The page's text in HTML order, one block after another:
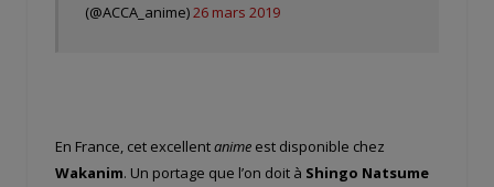
(@ACCA_anime)26 mars 2019
En France, cet excellentanime est disponible chez
Wakanim. Un portage que l’on doit à Shingo Natsume